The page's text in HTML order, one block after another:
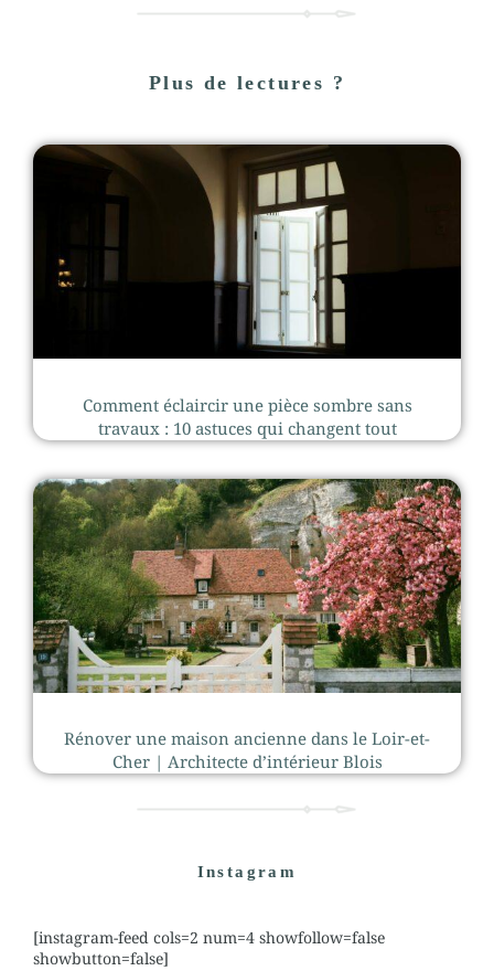
Plus de lectures ?
Comment éclaircir une pièce sombre sans
travaux : 10 astuces qui changent tout
Rénover une maison ancienne dans le Loir-et-
Cher | Architecte d’intérieur Blois
Instagram
[instagram-feed cols=2 num=4 showfollow=false
showbutton=false]